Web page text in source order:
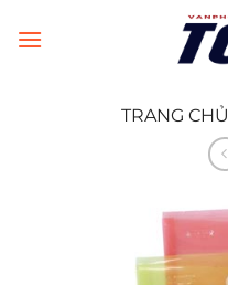
đến
TRANG CHỦ